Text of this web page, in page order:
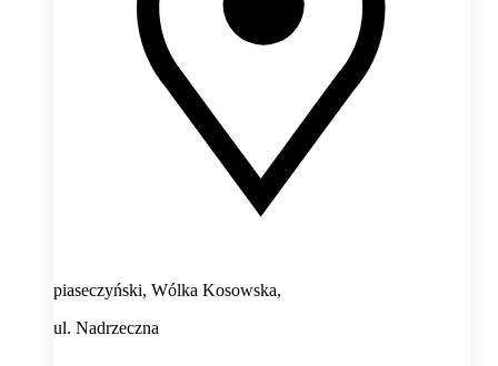
piaseczyński, Wólka Kosowska,
ul. Nadrzeczna